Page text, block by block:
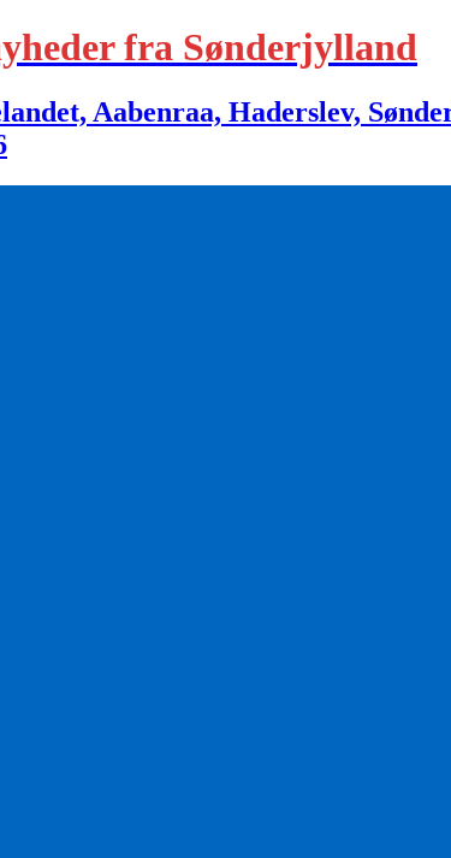
fra Sønderjylland
Aabenraa, Haderslev,